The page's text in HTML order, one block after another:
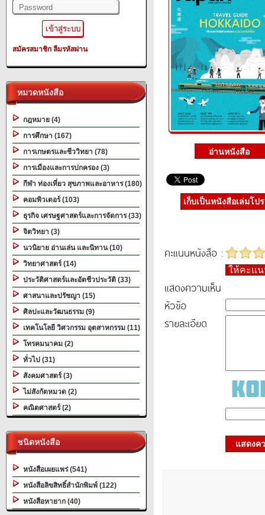
สมัครสมาชิก ลืมรหัสผ่าน
หมวดหนังสือ
กฎหมาย (4)
การศึกษา (167)
การเกษตรและชีววิทยา (78)
การเมืองและการปกครอง (3)
กีฬา ท่องเที่ยว สุขภาพและอาหาร (180)
คอมพิวเตอร์ (103)
ธุรกิจ เศรษฐศาสตร์และการจัดการ (33)
จิตวิทยา (3)
นวนิยาย อ่านเล่น และนิทาน (10)
วิทยาศาสตร์ (14)
ประวัติศาสตร์และอัตชีวประวัติ (33)
ศาสนาและปรัชญา (15)
ศิลปะและวัฒนธรรม (9)
เทคโนโลยี วิศวกรรม อุตสาหกรรม (11)
โทรคมนาคม (2)
ทั่วไป (31)
สังคมศาสตร์ (3)
ไม่สังกัดหมวด (2)
คณิตศาสตร์ (2)
ชนิดหนังสือ
หนังสือเผยแพร่ (541)
หนังสือลิขสิทธิ์สำนักพิมพ์ (122)
หนังสือหายาก (40)
เก็บเป็นหนังสือเล่มโป
คะแนนหนังสือ :
ให้คะแ
แสดงความเห็น
หัวข้อ
รายละเอียด
แสดงค